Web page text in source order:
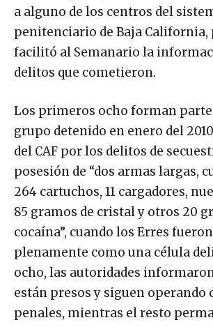
a alguno de los centros del
penitenciario de Baja California,
facilitó al Semanario la
delitos que cometieron.
Los primeros ocho forman
grupo detenido en enero del
del CAF por los delitos de
posesión de “dos armas largas,
264 cartuchos, 11 cargadores,
85 gramos de cristal y otros 20
cocaína”, cuando los Erres
plenamente como una célula
ocho, las autoridades
están presos y siguen operando
penales, mientras el resto